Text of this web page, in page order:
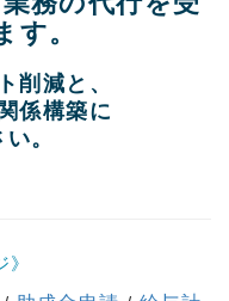
す。
削減と、
係構築に
。
》